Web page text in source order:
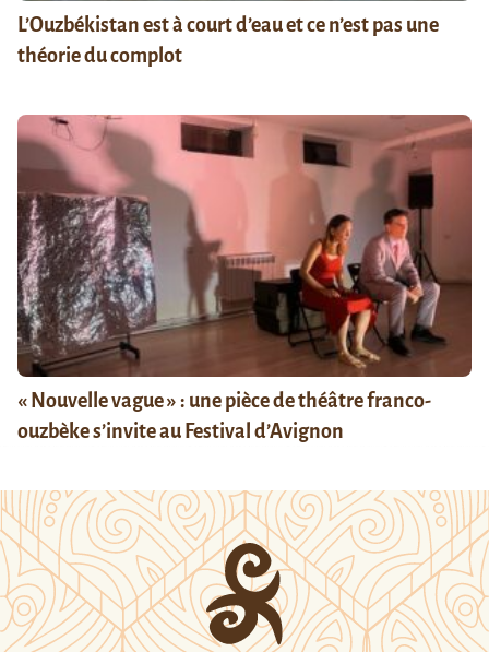
L’Ouzbékistan est à court d’eau et ce n’est pas une
théorie du complot
« Nouvelle vague » : une pièce de théâtre franco-
ouzbèke s’invite au Festival d’Avignon